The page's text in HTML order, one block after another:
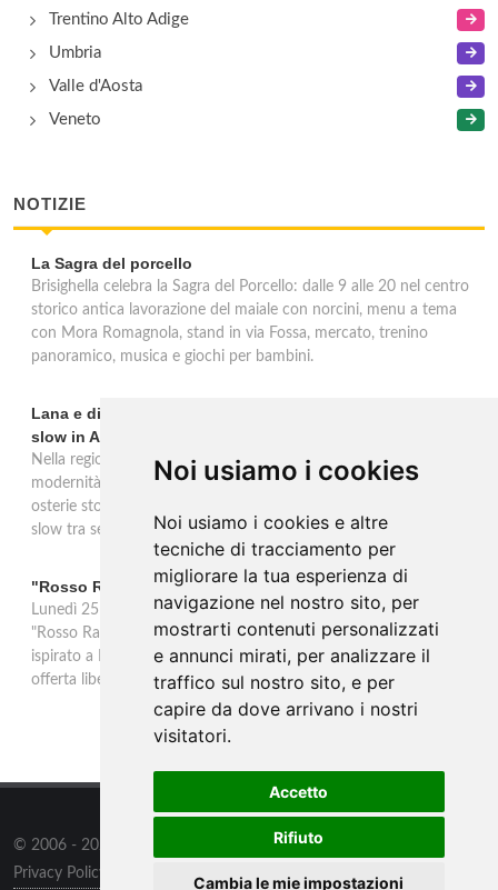
Noi usiamo i cookies
Noi usiamo i cookies e altre
tecniche di tracciamento per
migliorare la tua esperienza di
navigazione nel nostro sito, per
mostrarti contenuti personalizzati
e annunci mirati, per analizzare il
traffico sul nostro sito, e per
capire da dove arrivano i nostri
visitatori.
Accetto
Rifiuto
Cambia le mie impostazioni
Trentino Alto Adige
Umbria
Valle d'Aosta
Veneto
NOTIZIE
La Sagra del porcello
Brisighella celebra la Sagra del Porcello: dalle 9 alle 20 nel centro
storico antica lavorazione del maiale con norcini, menu a tema
con Mora Romagnola, stand in via Fossa, mercato, trenino
panoramico, musica e giochi per bambini.
Lana e dintorni: Törggelen, vini d'eccellenza e vacanze
slow in Alto Adige
Nella regione di Lana in Alto Adige tradizione contadina e
modernità si fondono in un'esperienza autentica. Törggelen nelle
osterie storiche, vini da antiche tradizioni vitivinicole e vacanze
slow tra sentieri delle rogge e produttori locali.
"Rosso Rame" in scena a Collepasso il 25 agosto
Lunedì 25 agosto al Palazzo Baronale di Collepasso va in scena
"Rosso Rame", spettacolo di Mary Negro e Gabriele Polimeno
ispirato a Dario Fo e Franca Rame. Ingresso con prenotazione e
offerta libera alle ore 21.
© 2006 - 2026
all rights reserved.
Privacy Policy
Preferenze sui Cookies